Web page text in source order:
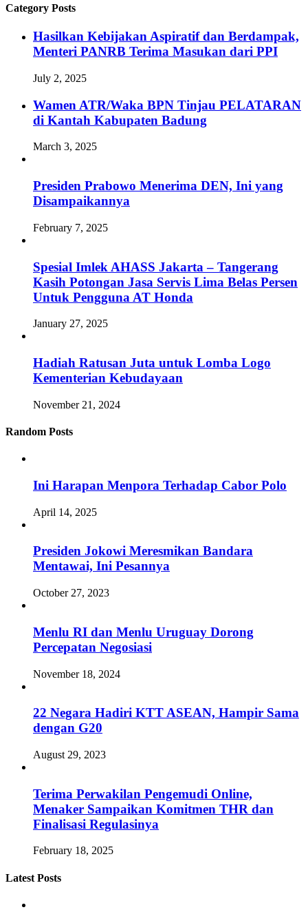
Category Posts
Hasilkan Kebijakan Aspiratif dan Berdampak,
Menteri PANRB Terima Masukan dari PPI
July 2, 2025
Wamen ATR/Waka BPN Tinjau PELATARAN
di Kantah Kabupaten Badung
March 3, 2025
Presiden Prabowo Menerima DEN, Ini yang
Disampaikannya
February 7, 2025
Spesial Imlek AHASS Jakarta – Tangerang
Kasih Potongan Jasa Servis Lima Belas Persen
Untuk Pengguna AT Honda
January 27, 2025
Hadiah Ratusan Juta untuk Lomba Logo
Kementerian Kebudayaan
November 21, 2024
Random Posts
Ini Harapan Menpora Terhadap Cabor Polo
April 14, 2025
Presiden Jokowi Meresmikan Bandara
Mentawai, Ini Pesannya
October 27, 2023
Menlu RI dan Menlu Uruguay Dorong
Percepatan Negosiasi
November 18, 2024
22 Negara Hadiri KTT ASEAN, Hampir Sama
dengan G20
August 29, 2023
Terima Perwakilan Pengemudi Online,
Menaker Sampaikan Komitmen THR dan
Finalisasi Regulasinya
February 18, 2025
Latest Posts